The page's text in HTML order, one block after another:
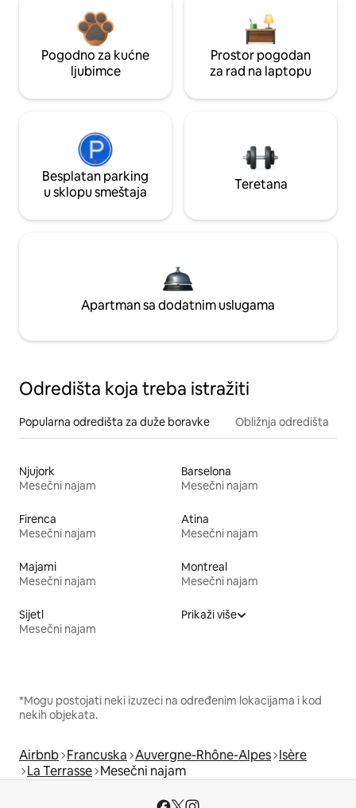
Pogodno za kućne
ljubimce
Prostor pogodan
za rad na laptopu
Besplatan parking
u sklopu smeštaja
Teretana
Apartman sa dodatnim uslugama
Odredišta koja treba istražiti
Popularna odredišta za duže boravke Obližnja odredišta
Njujork
Mesečni najam
Barselona
Mesečni najam
Firenca
Mesečni najam
Atina
Mesečni najam
Majami
Mesečni najam
Montreal
Mesečni najam
Sijetl
Mesečni najam
Prikaži više
*Mogu postojati neki izuzeci na određenim lokacijama i kod
nekih objekata.
Airbnb Francuska Auvergne-Rhône-Alpes Isère
La Terrasse Mesečni najam